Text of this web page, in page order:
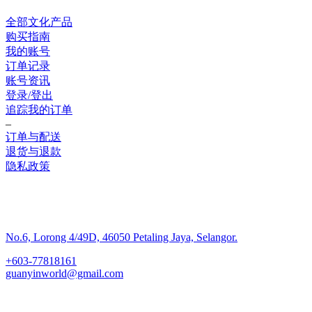
全部文化产品
购买指南
我的账号
订单记录
账号资讯
登录/登出
追踪我的订单
–
订单与配送
退货与退款
隐私政策
No.6, Lorong 4/49D, 46050 Petaling Jaya, Selangor.
+603-77818161
guanyinworld@gmail.com